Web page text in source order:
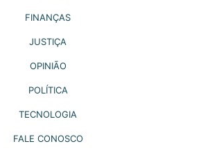
FINANÇAS
JUSTIÇA
OPINIÃO
POLÍTICA
TECNOLOGIA
FALE CONOSCO